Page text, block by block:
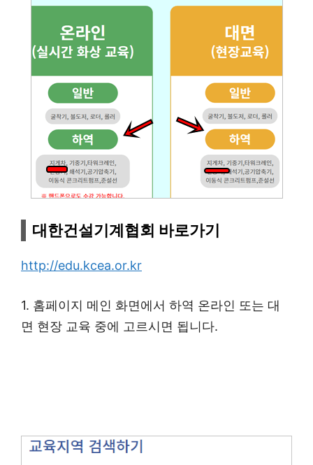
대한건설기계협회 바로가기
http://edu.kcea.or.kr
1. 홈페이지 메인 화면에서 하역 온라인 또는 대
면 현장 교육 중에 고르시면 됩니다.